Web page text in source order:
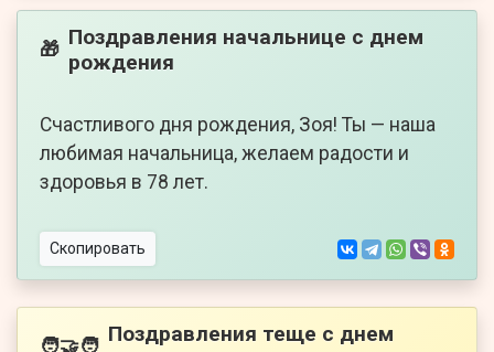
🎁 Поздравления начальнице с днем
рождения
Счастливого дня рождения, Зоя! Ты — наша
любимая начальница, желаем радости и
здоровья в 78 лет.
Скопировать
🧑‍🤝‍🧑 Поздравления теще с днем